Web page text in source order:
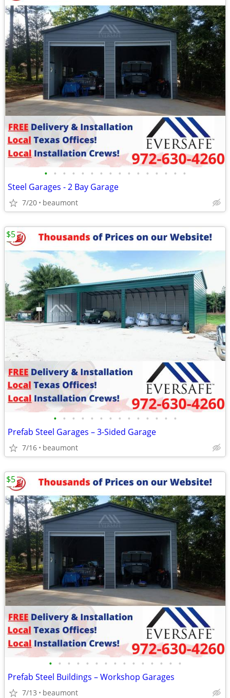
• • • • • • • • • • • • • • • •
Steel Garages - 2 Bay Garage
7/20 beaumont
• • • • • • • • • • • • • •
Prefab Steel Garages – 3-Sided Garage
7/16 beaumont
$5
• • • • • • • • • • • • • • •
Prefab Steel Buildings – Workshop Garages
7/13 beaumont
$5